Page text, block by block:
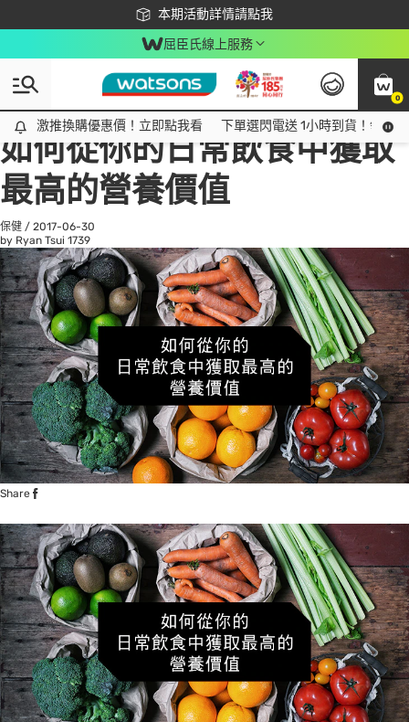
本期活動詳情請點我
下載app最高回饋$350
屈臣氏線上服務
0
激推換購優惠價！立即點我看
激推換購優惠價！立即點我看 下單選閃電送 1小時到貨！領神
All
話題趨勢
如何從你的日常飲食中獲取
最高的營養價值
保健 / 2017-06-30
by Ryan Tsui 1739
Share